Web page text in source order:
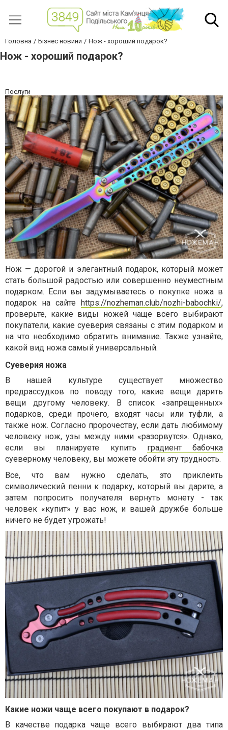
Головна Бізнес новини Нож - хороший подарок?
Нож - хороший подарок?
Послуги
Нож — дорогой и элегантный подарок, который может
стать большой радостью или совершенно неуместным
подарком. Если вы задумываетесь о покупке ножа в
подарок на сайте https://nozheman.club/nozhi-babochki/,
проверьте, какие виды ножей чаще всего выбирают
покупатели, какие суеверия связаны с этим подарком и
на что необходимо обратить внимание. Также узнайте,
какой вид ножа самый универсальный.
Суеверия ножа
В нашей культуре существует множество
предрассудков по поводу того, какие вещи дарить
вещи другому человеку. В список «запрещенных»
подарков, среди прочего, входят часы или туфли, а
также нож. Согласно пророчеству, если дать любимому
человеку нож, узы между ними «разорвутся». Однако,
если вы планируете купить градиент бабочка
суеверному человеку, вы можете обойти эту трудность.
Все, что вам нужно сделать, это приклеить
символический пенни к подарку, который вы дарите, а
затем попросить получателя вернуть монету - так
человек «купит» у вас нож, и вашей дружбе больше
ничего не будет угрожать!
Какие ножи чаще всего покупают в подарок?
В качестве подарка чаще всего выбирают два типа